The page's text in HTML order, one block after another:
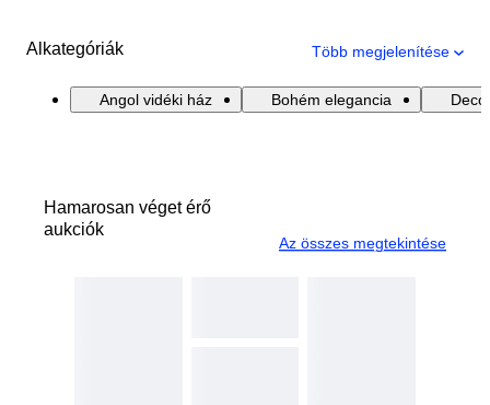
Alkategóriák Több megjelenítése
Angol vidéki ház Bohém elegancia
Hamarosan véget érő
aukciók
Az összes megtekintése